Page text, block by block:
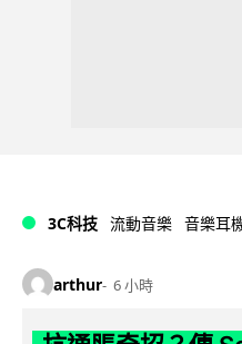
3C科技 流動音樂 音樂耳
arthur 6 小時